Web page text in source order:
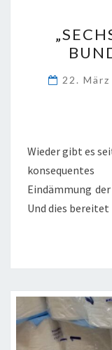
22.
Wieder gibt es
Eindämmung
Und dies